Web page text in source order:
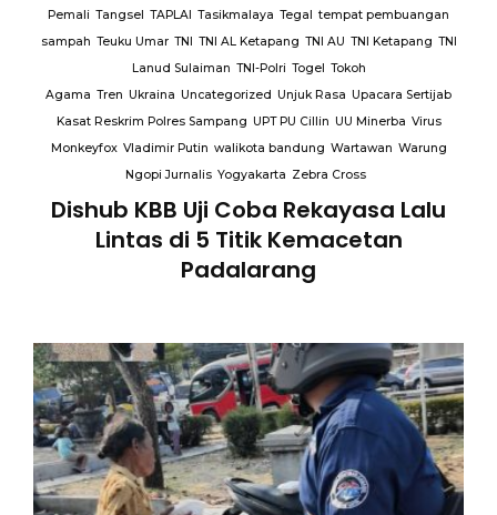
Pemali Tangsel TAPLAI Tasikmalaya Tegal tempat pembuangan
sampah Teuku Umar TNI TNI AL Ketapang TNI AU TNI Ketapang TNI
Lanud Sulaiman TNI-Polri Togel Tokoh
Agama Tren Ukraina Uncategorized Unjuk Rasa Upacara Sertijab
Kasat Reskrim Polres Sampang UPT PU Cillin UU Minerba Virus
Monkeyfox Vladimir Putin walikota bandung Wartawan Warung
Ngopi Jurnalis Yogyakarta Zebra Cross
Dishub KBB Uji Coba Rekayasa Lalu
Lintas di 5 Titik Kemacetan
Padalarang